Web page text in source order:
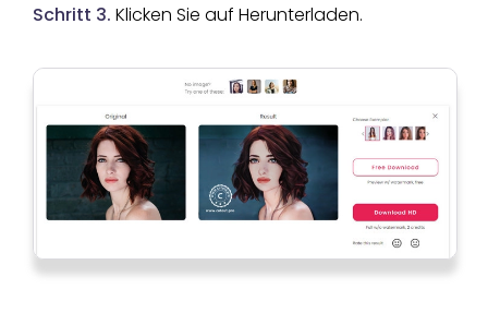
Schritt 3. Klicken Sie auf Herunterladen.